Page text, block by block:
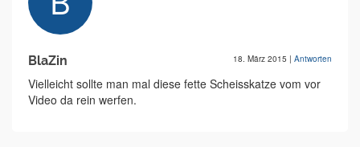
BlaZin 18. März 2015 | Antworten
Vielleicht sollte man mal diese fette Scheisskatze vom vor
Video da rein werfen.